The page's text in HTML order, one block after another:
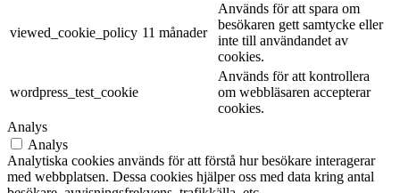
viewed_cookie_policy 11 månader
Används för att spara om
besökaren gett samtycke eller
inte till användandet av
cookies.
wordpress_test_cookie
Används för att kontrollera
om webbläsaren accepterar
cookies.
Analys
Analys
Analytiska cookies används för att förstå hur besökare interagerar
med webbplatsen. Dessa cookies hjälper oss med data kring antal